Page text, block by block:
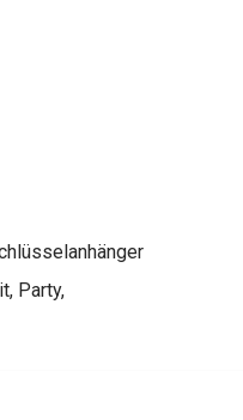
, Party,